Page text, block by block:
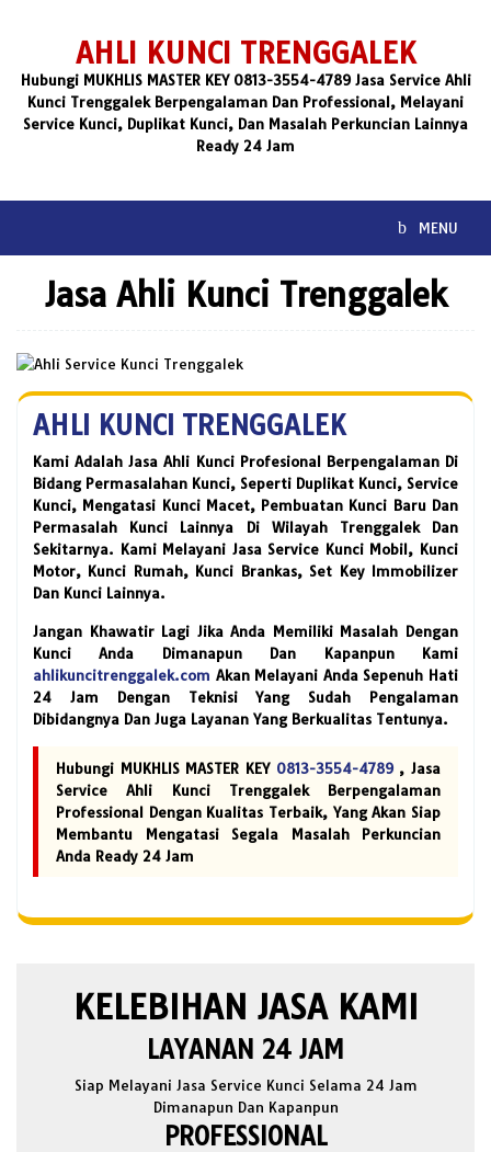
AHLI KUNCI TRENGGALEK
Hubungi MUKHLIS MASTER KEY 0813-3554-4789 Jasa Service Ahli
Kunci Trenggalek Berpengalaman Dan Professional, Melayani
Service Kunci, Duplikat Kunci, Dan Masalah Perkuncian Lainnya
Ready 24 Jam
MENU
Jasa Ahli Kunci Trenggalek
AHLI KUNCI TRENGGALEK
Kami Adalah Jasa Ahli Kunci Profesional Berpengalaman Di
Bidang Permasalahan Kunci, Seperti Duplikat Kunci, Service
Kunci, Mengatasi Kunci Macet, Pembuatan Kunci Baru Dan
Permasalah Kunci Lainnya Di Wilayah Trenggalek Dan
Sekitarnya. Kami Melayani Jasa Service Kunci Mobil, Kunci
Motor, Kunci Rumah, Kunci Brankas, Set Key Immobilizer
Dan Kunci Lainnya.
Jangan Khawatir Lagi Jika Anda Memiliki Masalah Dengan
Kunci Anda Dimanapun Dan Kapanpun Kami
ahlikuncitrenggalek.com Akan Melayani Anda Sepenuh Hati
24 Jam Dengan Teknisi Yang Sudah Pengalaman
Dibidangnya Dan Juga Layanan Yang Berkualitas Tentunya.
Hubungi MUKHLIS MASTER KEY 0813-3554-4789 , Jasa
Service Ahli Kunci Trenggalek Berpengalaman
Professional Dengan Kualitas Terbaik, Yang Akan Siap
Membantu Mengatasi Segala Masalah Perkuncian
Anda Ready 24 Jam
KELEBIHAN JASA KAMI
LAYANAN 24 JAM
Siap Melayani Jasa Service Kunci Selama 24 Jam
Dimanapun Dan Kapanpun
PROFESSIONAL